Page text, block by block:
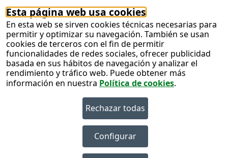
Esta página web usa cookies
En esta web se sirven cookies técnicas necesarias para
permitir y optimizar su navegación. También se usan
cookies de terceros con el fin de permitir
funcionalidades de redes sociales, ofrecer publicidad
basada en sus hábitos de navegación y analizar el
rendimiento y tráfico web. Puede obtener más
información en nuestra Política de cookies.